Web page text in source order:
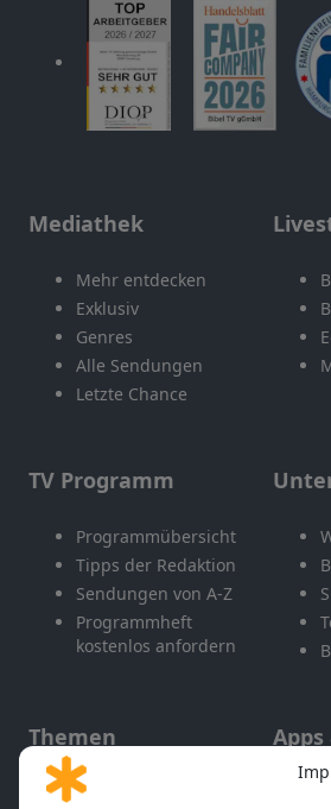
Mediathek
Mehr entdecken
Exklusiv
Genres
Alle Sendungen
Letzte Chance
TV Programm
Programmübersicht
Tipps der Redaktion
Sendungen von A-Z
Programmheft
kostenlos anfordern
Themen
Gott und Bibel erklärt